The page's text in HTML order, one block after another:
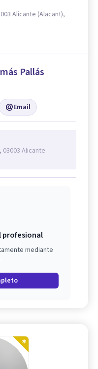
Alicante (Alacant),
Pallás
Email
Alicante
profesional
mediante